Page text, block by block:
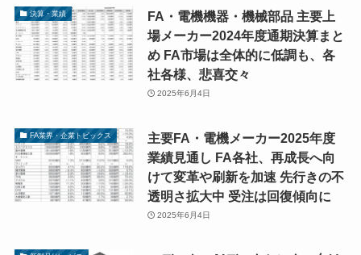
決算・業績
FA・電機機器・機械部品 主要上
場メーカー2024年度通期決算まと
め FA市場は全体的に低調も、各
社各様、悲喜交々
2025年6月4日
FA業界・企業トピックス
主要FA・電機メーカー2025年度
業績見通し FA各社、再成長へ向
けて変革や刷新を加速 先行きの不
透明さ拡大中 受注は回復傾向に
2025年6月4日